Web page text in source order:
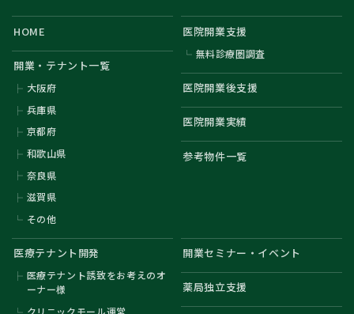
HOME
開業・テナント一覧
大阪府
兵庫県
京都府
和歌山県
奈良県
滋賀県
その他
医院開業支援
無料診療圏調査
医院開業後支援
医院開業実績
参考物件一覧
医療テナント開発
医療テナント誘致をお考えのオ
ーナー様
クリニックモール運営
開業セミナー・イベント
薬局独立支援